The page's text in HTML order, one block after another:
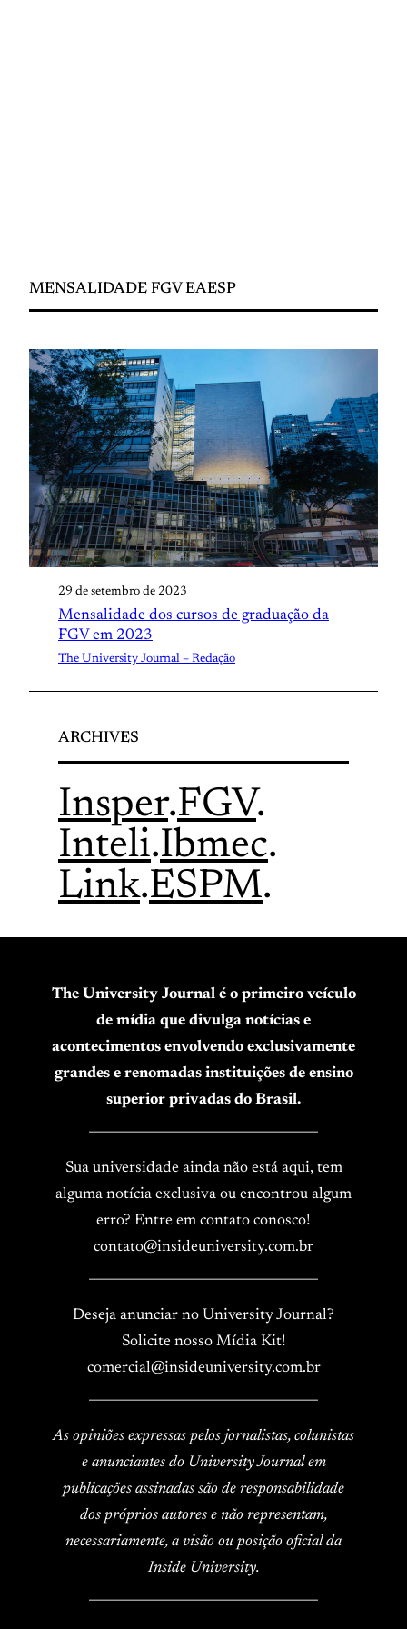
MENSALIDADE FGV EAESP
29 de setembro de 2023
Mensalidade dos cursos de graduação da
FGV em 2023
The University Journal – Redação
ARCHIVES
Insper.FGV.
Inteli.Ibmec.
Link.ESPM.
The University Journal é o primeiro veículo
de mídia que divulga notícias e
acontecimentos envolvendo exclusivamente
grandes e renomadas instituições de ensino
superior privadas do Brasil.
Sua universidade ainda não está aqui, tem
alguma notícia exclusiva ou encontrou algum
erro? Entre em contato conosco!
contato@insideuniversity.com.br
Deseja anunciar no University Journal?
Solicite nosso Mídia Kit!
comercial@insideuniversity.com.br
As opiniões expressas pelos jornalistas, colunistas
e anunciantes do University Journal em
publicações assinadas são de responsabilidade
dos próprios autores e não representam,
necessariamente, a visão ou posição oficial da
Inside University.